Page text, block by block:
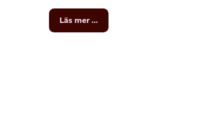
Läs mer …from
Installera